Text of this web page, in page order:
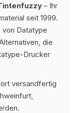
– Ihr
seit 1999.
von Datatype
die
Drucker
versandfertig